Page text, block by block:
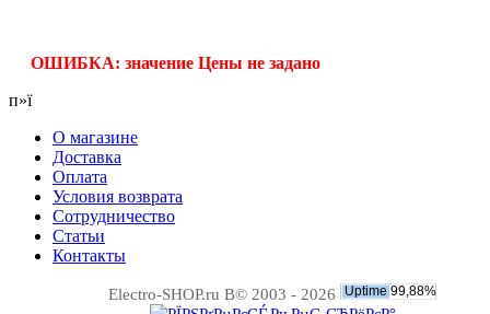
ОШИБКА: значение Цены не задано
п»ї
О магазине
Доставка
Оплата
Условия возврата
Сотрудничество
Статьи
Контакты
Electro-SHOP.ru В© 2003 - 2026